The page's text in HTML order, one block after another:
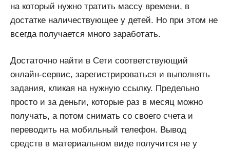
на который нужно тратить массу времени, в
достатке наличествующее у детей. Но при этом не
всегда получается много заработать.
Достаточно найти в Сети соответствующий
онлайн-сервис, зарегистрироваться и выполнять
задания, кликая на нужную ссылку. Предельно
просто и за деньги, которые раз в месяц можно
получать, а потом снимать со своего счета и
переводить на мобильный телефон. Вывод
средств в материальном виде получится не у